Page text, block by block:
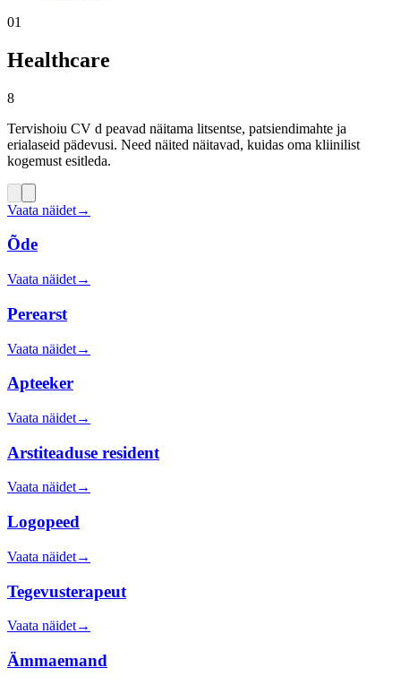
01
Healthcare
8
Tervishoiu CV d peavad näitama litsentse, patsiendimahte ja
erialaseid pädevusi. Need näited näitavad, kuidas oma kliinilist
kogemust esitleda.
Vaata näidet→
Õde
Vaata näidet→
Perearst
Vaata näidet→
Apteeker
Vaata näidet→
Arstiteaduse resident
Vaata näidet→
Logopeed
Vaata näidet→
Tegevusterapeut
Vaata näidet→
Ämmaemand